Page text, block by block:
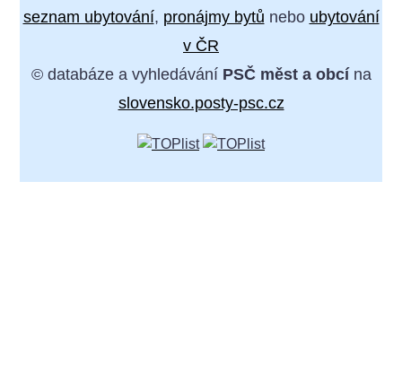
seznam ubytování, pronájmy bytů nebo ubytování
v ČR
© databáze a vyhledávání PSČ měst a obcína
slovensko.posty-psc.cz